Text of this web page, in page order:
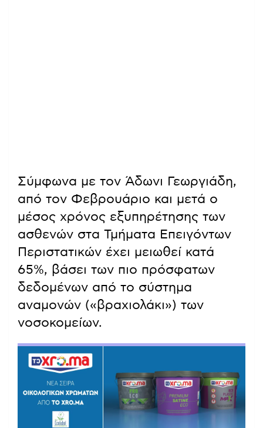
Σύμφωνα με τον Άδωνι Γεωργιάδη,
από τον Φεβρουάριο και μετά ο
μέσος χρόνος εξυπηρέτησης των
ασθενών στα Τμήματα Επειγόντων
Περιστατικών έχει μειωθεί κατά
65%, βάσει των πιο πρόσφατων
δεδομένων από το σύστημα
αναμονών («βραχιολάκι») των
νοσοκομείων.